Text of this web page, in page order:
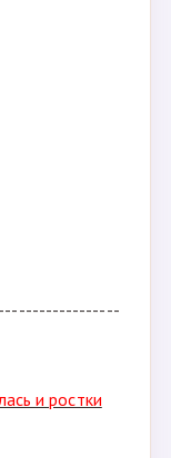
в подпол/
высаживать